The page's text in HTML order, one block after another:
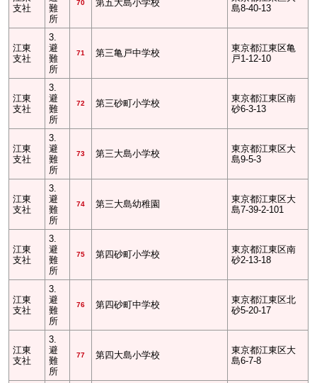
支社
難
所
70 第五大島小学校
島8-40-13
江東
支社
3.
避
難
所
71 第三亀戸中学校
東京都江東区亀
戸1-12-10
江東
支社
3.
避
難
所
72 第三砂町小学校
東京都江東区南
砂6-3-13
江東
支社
3.
避
難
所
73 第三大島小学校
東京都江東区大
島9-5-3
江東
支社
3.
避
難
所
74 第三大島幼稚園
東京都江東区大
島7-39-2-101
江東
支社
3.
避
難
所
75 第四砂町小学校
東京都江東区南
砂2-13-18
江東
支社
3.
避
難
所
76 第四砂町中学校
東京都江東区北
砂5-20-17
江東
支社
3.
避
難
所
77 第四大島小学校
東京都江東区大
島6-7-8